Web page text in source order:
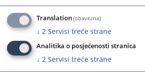
Translation(obavezna)
↓ 2 Servisi treće strane
Analitika o posjećenosti stranica
↓ 2 Servisi treće strane